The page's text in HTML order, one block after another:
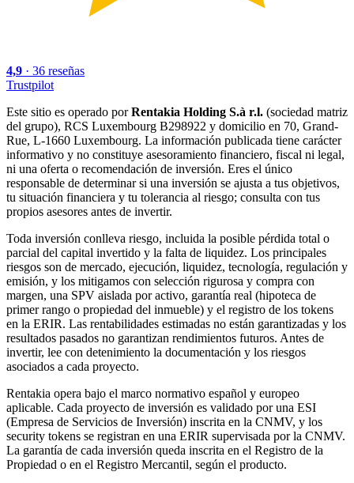
4,9 · 36 reseñas
Trustpilot
Este sitio es operado porRentakia Holding S.à r.l. (sociedad matriz
del grupo), RCS Luxembourg B298922 y domicilio en 70, Grand-
Rue, L-1660 Luxembourg. La información publicada tiene carácter
informativo y no constituye asesoramiento financiero, fiscal ni legal,
ni una oferta o recomendación de inversión. Eres el único
responsable de determinar si una inversión se ajusta a tus objetivos,
tu situación financiera y tu tolerancia al riesgo; consulta con tus
propios asesores antes de invertir.
Toda inversión conlleva riesgo, incluida la posible pérdida total o
parcial del capital invertido y la falta de liquidez. Los principales
riesgos son de mercado, ejecución, liquidez, tecnología, regulación y
emisión, y los mitigamos con selección rigurosa y compra con
margen, una SPV aislada por activo, garantía real (hipoteca de
primer rango o propiedad del inmueble) y el registro de los tokens
en la ERIR. Las rentabilidades estimadas no están garantizadas y los
resultados pasados no garantizan rendimientos futuros. Antes de
invertir, lee con detenimiento la documentación y los riesgos
asociados a cada proyecto.
Rentakia opera bajo el marco normativo español y europeo
aplicable. Cada proyecto de inversión es validado por una ESI
(Empresa de Servicios de Inversión) inscrita en la CNMV, y los
security tokens se registran en una ERIR supervisada por la CNMV.
La garantía de cada inversión queda inscrita en el Registro de la
Propiedad o en el Registro Mercantil, según el producto.